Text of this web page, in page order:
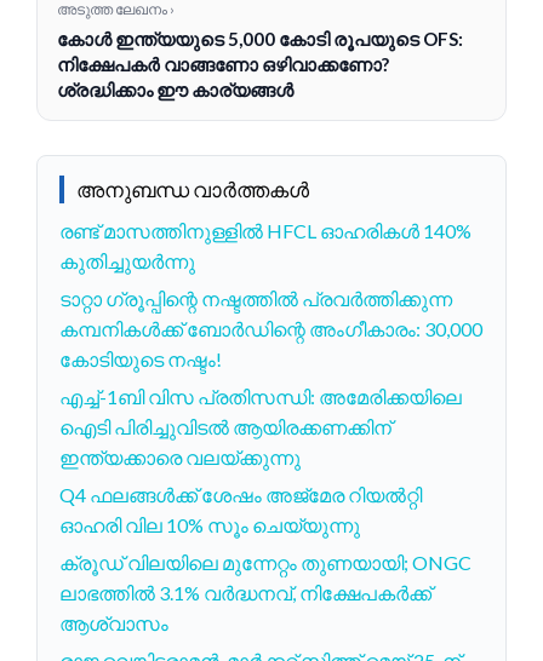
അടുത്ത ലേഖനം ›
കോൾ ഇന്ത്യയുടെ 5,000 കോടി രൂപയുടെ OFS:
നിക്ഷേപകർ വാങ്ങണോ ഒഴിവാക്കണോ?
ശ്രദ്ധിക്കാം ഈ കാര്യങ്ങൾ
അനുബന്ധ വാർത്തകൾ
രണ്ട് മാസത്തിനുള്ളിൽ HFCL ഓഹരികൾ 140%
കുതിച്ചുയർന്നു
ടാറ്റാ ഗ്രൂപ്പിന്റെ നഷ്ടത്തിൽ പ്രവർത്തിക്കുന്ന
കമ്പനികൾക്ക് ബോർഡിന്റെ അംഗീകാരം: 30,000
കോടിയുടെ നഷ്ടം!
എച്ച്-1ബി വിസ പ്രതിസന്ധി: അമേരിക്കയിലെ
ഐടി പിരിച്ചുവിടൽ ആയിരക്കണക്കിന്
ഇന്ത്യക്കാരെ വലയ്ക്കുന്നു
Q4 ഫലങ്ങൾക്ക് ശേഷം അജ്മേര റിയൽറ്റി
ഓഹരി വില 10% സൂം ചെയ്യുന്നു
ക്രൂഡ് വിലയിലെ മുന്നേറ്റം തുണയായി; ONGC
ലാഭത്തിൽ 3.1% വർദ്ധനവ്, നിക്ഷേപകർക്ക്
ആശ്വാസം